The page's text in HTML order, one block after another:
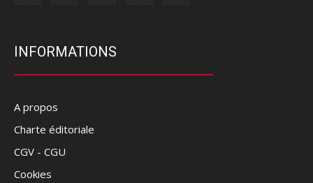
INFORMATIONS
A propos
Charte éditoriale
CGV - CGU
Cookies